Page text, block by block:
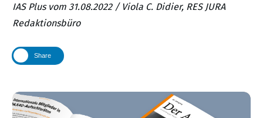
IAS Plus vom 31.08.2022 / Viola C. Didier, RES JURA
Redaktionsbüro
Share